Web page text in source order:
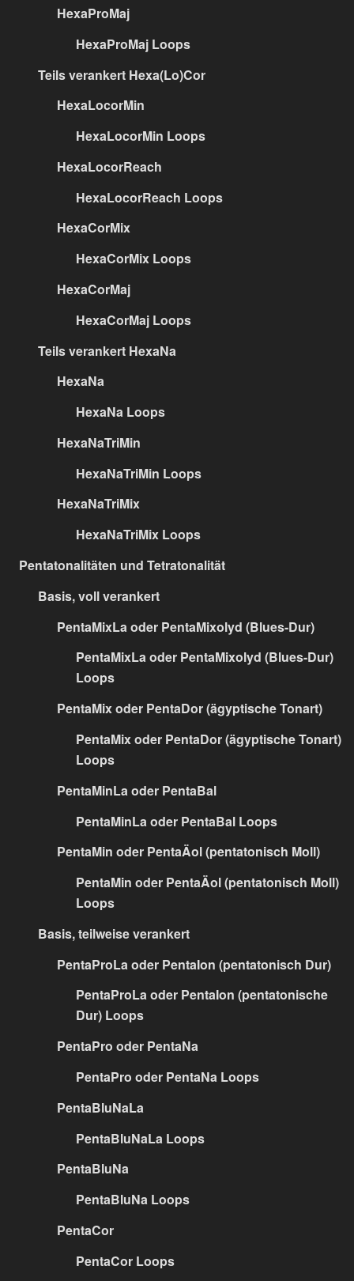
HexaProMaj
HexaProMaj Loops
Teils verankert Hexa(Lo)Cor
HexaLocorMin
HexaLocorMin Loops
HexaLocorReach
HexaLocorReach Loops
HexaCorMix
HexaCorMix Loops
HexaCorMaj
HexaCorMaj Loops
Teils verankert HexaNa
HexaNa
HexaNa Loops
HexaNaTriMin
HexaNaTriMin Loops
HexaNaTriMix
HexaNaTriMix Loops
Pentatonalitäten und Tetratonalität
Basis, voll verankert
PentaMixLa oder PentaMixolyd (Blues-Dur)
PentaMixLa oder PentaMixolyd (Blues-Dur)
Loops
PentaMix oder PentaDor (ägyptische Tonart)
PentaMix oder PentaDor (ägyptische Tonart)
Loops
PentaMinLa oder PentaBal
PentaMinLa oder PentaBal Loops
PentaMin oder PentaÄol (pentatonisch Moll)
PentaMin oder PentaÄol (pentatonisch Moll)
Loops
Basis, teilweise verankert
PentaProLa oder PentaIon (pentatonisch Dur)
PentaProLa oder PentaIon (pentatonische
Dur) Loops
PentaPro oder PentaNa
PentaPro oder PentaNa Loops
PentaBluNaLa
PentaBluNaLa Loops
PentaBluNa
PentaBluNa Loops
PentaCor
PentaCor Loops